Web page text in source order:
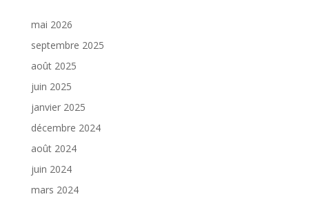
mai 2026
septembre 2025
août 2025
juin 2025
janvier 2025
décembre 2024
août 2024
juin 2024
mars 2024